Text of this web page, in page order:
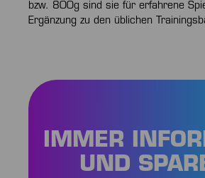
bzw. 800g sind sie für erfahrene
Ergänzung zu den üblichen
IMMER
UND